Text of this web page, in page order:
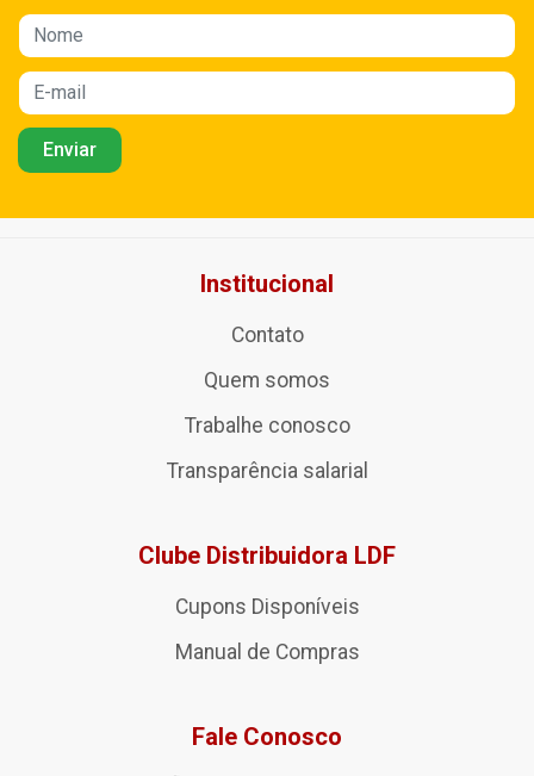
Institucional
Contato
Quem somos
Trabalhe conosco
Transparência salarial
Clube Distribuidora LDF
Cupons Disponíveis
Manual de Compras
Fale Conosco